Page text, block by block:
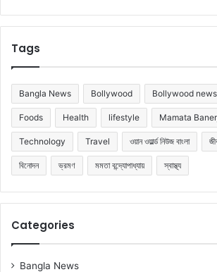
Tags
Bangla News Bollywood Bollywood news
Foods Health lifestyle Mamata
Technology Travel ওয়ান ওয়ার্ল্ড নিউজ বাংলা
বিনোদন ভ্রমণ মমতা বন্দ্যোপাধ্যায় স্বাস্থ্য
Categories
Bangla News